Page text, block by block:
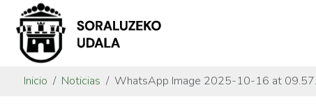
Inicio Noticias WhatsApp Image 2025-10-16 at